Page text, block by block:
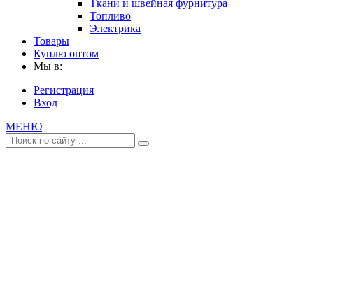
Ткани и швейная фурнитура
Топливо
Электрика
Товары
Куплю оптом
Мы в:
Регистрация
Вход
МЕНЮ